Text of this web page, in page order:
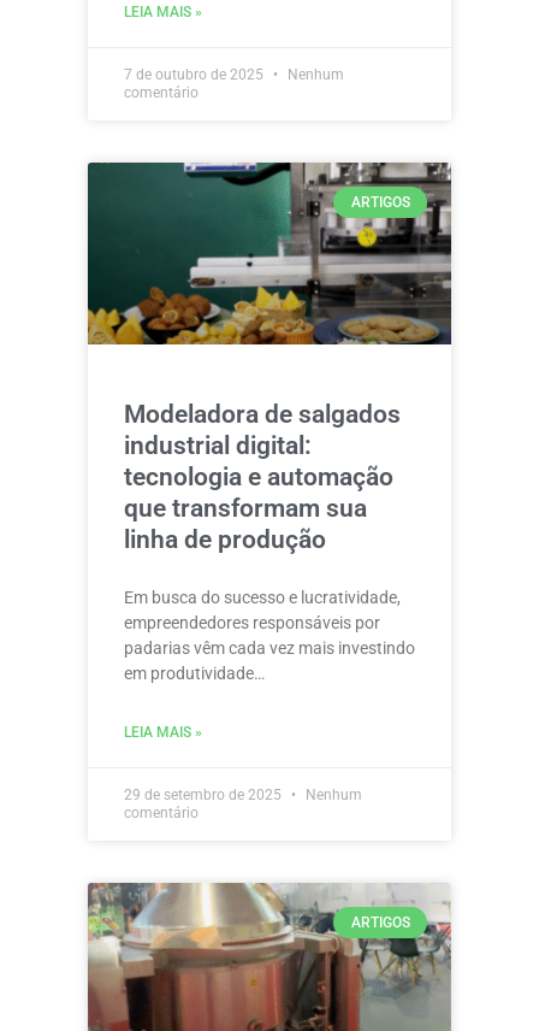
LEIA MAIS »
7 de outubro de 2025
Nenhum
comentário
ARTIGOS
Modeladora de salgados
industrial digital:
tecnologia e automação
que transformam sua
linha de produção
Em busca do sucesso e lucratividade,
empreendedores responsáveis por
padarias vêm cada vez mais investindo
em produtividade…
LEIA MAIS »
29 de setembro de 2025
Nenhum
comentário
ARTIGOS